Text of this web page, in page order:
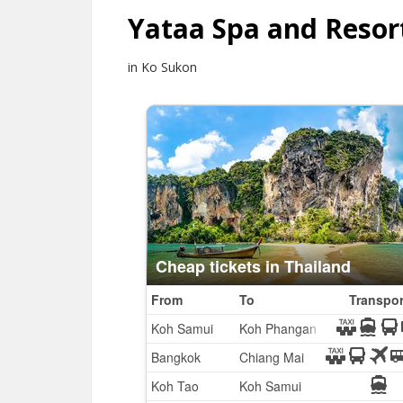
Yataa Spa and
in Ko Sukon